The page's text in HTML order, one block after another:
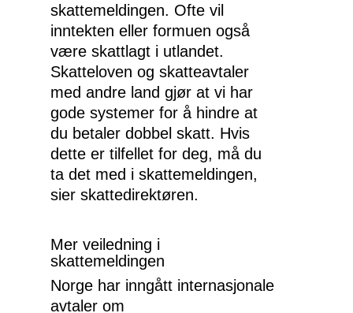
skattemeldingen. Ofte vil
inntekten eller formuen også
være skattlagt i utlandet.
Skatteloven og skatteavtaler
med andre land gjør at vi har
gode systemer for å hindre at
du betaler dobbel skatt. Hvis
dette er tilfellet for deg, må du
ta det med i skattemeldingen,
sier skattedirektøren.
Mer veiledning i
skattemeldingen
Norge har inngått internasjonale
avtaler om